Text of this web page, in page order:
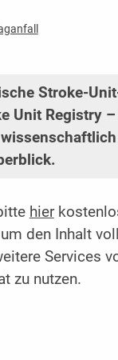
Stroke-
Unit Registry –
hier
den Inhalt
Services
zu nutzen.